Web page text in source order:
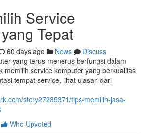
Service
Tepat
60 days ago News
Discuss
yang terus-menerus berfungsi dalam
memilih service komputer yang berkualitas
tempat service, lihat ulasan dari
story27285371/tips-memilih-jasa-
Who Upvoted